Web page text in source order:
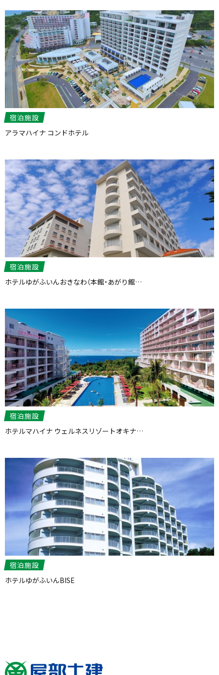
宿泊施設
アラマハイナ コンドホテル
宿泊施設
ホテルゆがふいんおきなわ（本館・あがり館…
宿泊施設
ホテルマハイナ ウェルネスリゾートオキナ…
宿泊施設
ホテルゆがふいんBISE